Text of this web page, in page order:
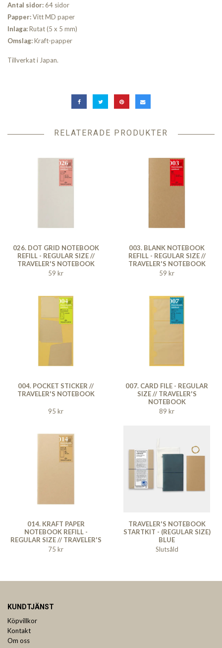
Antal sidor:64 sidor
Papper:Vitt MD paper
Inlaga:Rutat (5 x 5 mm)
Omslag:Kraft-papper
Tillverkat i Japan.
RELATERADE PRODUKTER
026. DOT GRID NOTEBOOK
REFILL - REGULAR SIZE //
TRAVELER'S NOTEBOOK
59 kr
003. BLANK NOTEBOOK
REFILL - REGULAR SIZE //
TRAVELER'S NOTEBOOK
59 kr
004. POCKET STICKER //
TRAVELER'S NOTEBOOK
95 kr
007. CARD FILE - REGULAR
SIZE // TRAVELER'S
NOTEBOOK
89 kr
014. KRAFT PAPER
NOTEBOOK REFILL -
REGULAR SIZE // TRAVELER'S
NOTEBOOK
75 kr
TRAVELER'S NOTEBOOK
STARTKIT - (REGULAR SIZE)
BLUE
Slutsåld
KUNDTJÄNST
Köpvillkor
Kontakt
Om oss